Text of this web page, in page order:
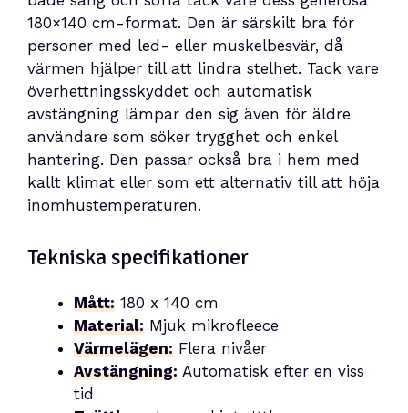
180×140 cm-format. Den är särskilt bra för
personer med led- eller muskelbesvär, då
värmen hjälper till att lindra stelhet. Tack vare
överhettningsskyddet och automatisk
avstängning lämpar den sig även för äldre
användare som söker trygghet och enkel
hantering. Den passar också bra i hem med
kallt klimat eller som ett alternativ till att höja
inomhustemperaturen.
Tekniska specifikationer
Mått: 180 x 140 cm
Material: Mjuk mikrofleece
Värmelägen: Flera nivåer
Avstängning: Automatisk efter en viss
tid